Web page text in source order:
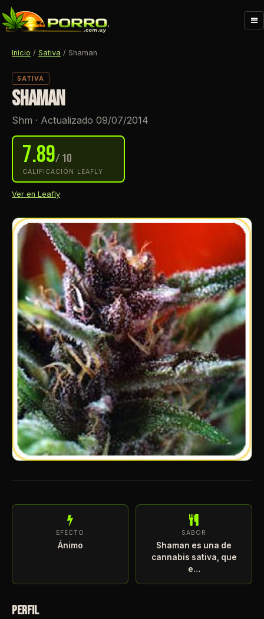
Inicio / Sativa / Shaman
SATIVA
SHAMAN
Shm · Actualizado 09/07/2014
7.89/ 10
CALIFICACIÓN LEAFLY
Ver en Leafly
EFECTO
Ánimo
SABOR
Shaman es una de
cannabis sativa, que
e…
PERFIL